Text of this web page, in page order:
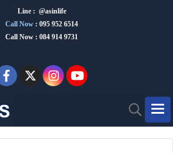
Line : @asinlife
Call Now : 095 952 6514
Call Now : 084 914 9731